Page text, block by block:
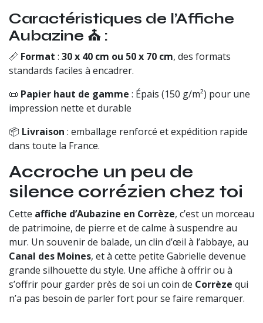
Caractéristiques de l’Affiche
Aubazine ⛪ :
📏 Format : 30 x 40 cm ou 50 x 70 cm, des formats
standards faciles à encadrer.
📜 Papier haut de gamme : Épais (150 g/m²) pour une
impression nette et durable
📦 Livraison : emballage renforcé et expédition rapide
dans toute la France.
Accroche un peu de
silence corrézien chez toi
Cette affiche d’Aubazine en Corrèze, c’est un morceau
de patrimoine, de pierre et de calme à suspendre au
mur. Un souvenir de balade, un clin d’œil à l’abbaye, au
Canal des Moines, et à cette petite Gabrielle devenue
grande silhouette du style. Une affiche à offrir ou à
s’offrir pour garder près de soi un coin de Corrèze qui
n’a pas besoin de parler fort pour se faire remarquer.